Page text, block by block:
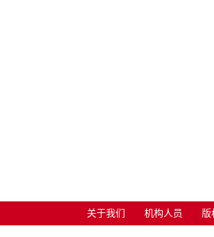
关于我们 机构人员 版